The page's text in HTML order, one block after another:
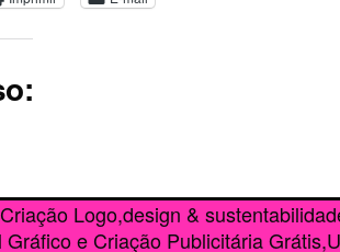
Criação Logo,design &
Gráfico e Criação Publicitária Grátis,